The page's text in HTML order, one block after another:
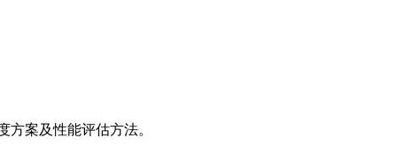
案及性能评估方法。